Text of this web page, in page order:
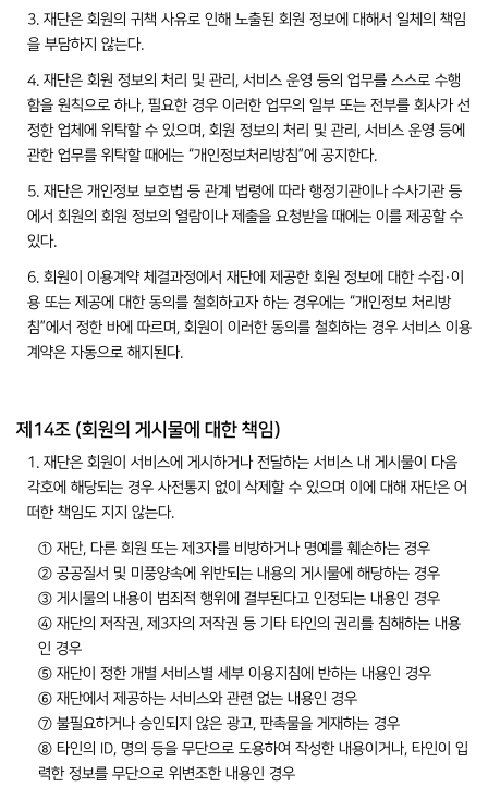
3. 재단은 회원의 귀책 사유로 인해 노출된 회원 정보에 대해서 일체의 책임
을 부담하지 않는다.
4. 재단은 회원 정보의 처리 및 관리, 서비스 운영 등의 업무를 스스로 수행
함을 원칙으로 하나, 필요한 경우 이러한 업무의 일부 또는 전부를 회사가 선
정한 업체에 위탁할 수 있으며, 회원 정보의 처리 및 관리, 서비스 운영 등에
관한 업무를 위탁할 때에는 “개인정보처리방침”에 공지한다.
5. 재단은 개인정보 보호법 등 관계 법령에 따라 행정기관이나 수사기관 등
에서 회원의 회원 정보의 열람이나 제출을 요청받을 때에는 이를 제공할 수
있다.
6. 회원이 이용계약 체결과정에서 재단에 제공한 회원 정보에 대한 수집·이
용 또는 제공에 대한 동의를 철회하고자 하는 경우에는 “개인정보 처리방
침”에서 정한 바에 따르며, 회원이 이러한 동의를 철회하는 경우 서비스 이용
계약은 자동으로 해지된다.
제14조 (회원의 게시물에 대한 책임)
1. 재단은 회원이 서비스에 게시하거나 전달하는 서비스 내 게시물이 다음
각호에 해당되는 경우 사전통지 없이 삭제할 수 있으며 이에 대해 재단은 어
떠한 책임도 지지 않는다.
① 재단, 다른 회원 또는 제3자를 비방하거나 명예를 훼손하는 경우
② 공공질서 및 미풍양속에 위반되는 내용의 게시물에 해당하는 경우
③ 게시물의 내용이 범죄적 행위에 결부된다고 인정되는 내용인 경우
④ 재단의 저작권, 제3자의 저작권 등 기타 타인의 권리를 침해하는 내용
인 경우
⑤ 재단이 정한 개별 서비스별 세부 이용지침에 반하는 내용인 경우
⑥ 재단에서 제공하는 서비스와 관련 없는 내용인 경우
⑦ 불필요하거나 승인되지 않은 광고, 판촉물을 게재하는 경우
⑧ 타인의 ID, 명의 등을 무단으로 도용하여 작성한 내용이거나, 타인이 입
력한 정보를 무단으로 위변조한 내용인 경우